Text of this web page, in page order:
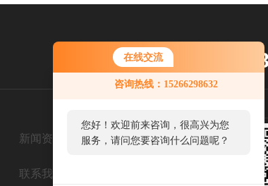
在线交流
咨询热线：15266298632
您好！欢迎前来咨询，很高兴为您
服务，请问您要咨询什么问题呢？
服务热线：
新闻资讯
联系我们